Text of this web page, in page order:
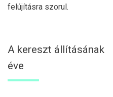
felújításra szorul.
A kereszt állításának
éve